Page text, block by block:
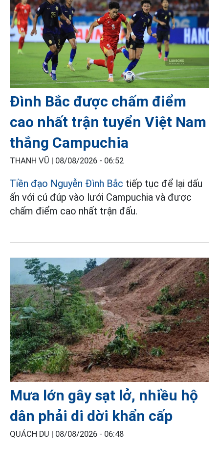
Đình Bắc được chấm điểm
cao nhất trận tuyển Việt Nam
thắng Campuchia
THANH VŨ | 08/08/2026 - 06:52
Tiền đạo Nguyễn Đình Bắc tiếp tục để lại dấu
ấn với cú đúp vào lưới Campuchia và được
chấm điểm cao nhất trận đấu.
Mưa lớn gây sạt lở, nhiều hộ
dân phải di dời khẩn cấp
QUÁCH DU | 08/08/2026 - 06:48